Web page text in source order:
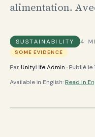
alimentation.
SUSTAINABILITY 4
SOME EVIDENCE
ParUnityLife Admin · Publié le
Available in English: Read in